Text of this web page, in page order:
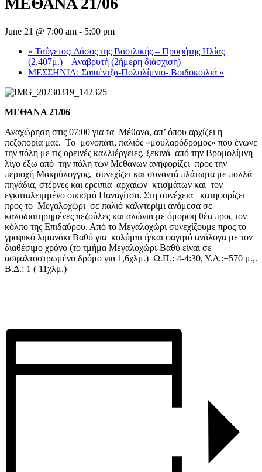
June 21 @ 7:00 am - 5:00 pm
« Ταΰγετος: Δάσος της Βασιλικής – Προφήτης Ηλίας
(2.407μ.) – Αναβρυτή (2ήμερη διάσχιση)
ΜΕΣΣΗΝΙΑ: Σαπιέντζα-Πολυλίμνιο- Βοιδοκοιλιά »
ΜΕΘΑΝΑ 21/06
Αναχώρηση στις 07:00 για τα Μέθανα, απ’ όπου αρχίζει η
πεζοπορία μας. Το μονοπάτι, παλιός «μουλαρόδρομος» που ένωνε
την πόλη με τις ορεινές καλλιέργειες, ξεκινά από την Βρομολίμνη
λίγο έξω από την πόλη των Μεθάνων ανηφορίζει προς την
περιοχή Μακρύλογγος, συνεχίζει και συναντά πλάτωμα με πολλά
πηγάδια, στέρνες και ερείπια αρχαίων κτισμάτων και τον
εγκαταλειμμένο οικισμό Παναγίτσα. Στη συνέχεια κατηφορίζει
προς το Μεγαλοχώρι σε παλιό καλντερίμι ανάμεσα σε
καλοδιατηρημένες πεζούλες και αλώνια με όμορφη θέα προς τον
κόλπο της Επιδαύρου. Από το Μεγαλοχώρι συνεχίζουμε προς το
γραφικό λιμανάκι Βαθύ για κολύμπι ή/και φαγητό ανάλογα με τον
διαθέσιμο χρόνο (το τμήμα Μεγαλοχώρι-Βαθύ είναι σε
ασφαλτοστρωμένο δρόμο για 1,6χλμ.) Ω.Π.: 4-4:30, Υ.Δ.:+570 μ.,.
Β.Δ.: 1 ( 11χλμ.)